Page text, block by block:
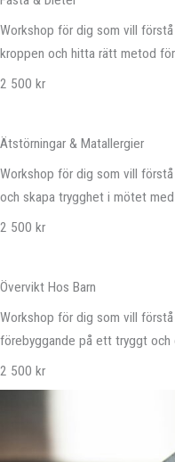
Workshop för dig som vill
kroppen och hitta rätt metod
2 500 kr
Ätstörningar & Matallergier
Workshop för dig som vill
och skapa trygghet i mötet
2 500 kr
Övervikt Hos Barn
Workshop för dig som vill
förebyggande på ett tryggt
2 500 kr